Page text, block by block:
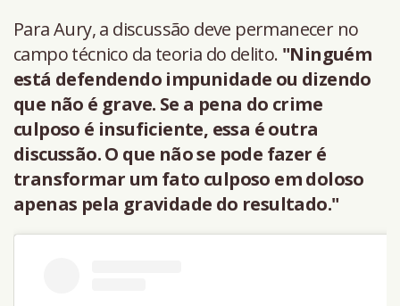
Para Aury, a discussão deve permanecer no
campo técnico da teoria do delito. "Ninguém
está defendendo impunidade ou dizendo
que não é grave. Se a pena do crime
culposo é insuficiente, essa é outra
discussão. O que não se pode fazer é
transformar um fato culposo em doloso
apenas pela gravidade do resultado."